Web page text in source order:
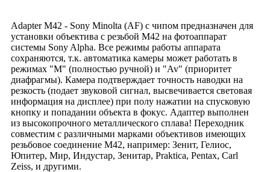
Adapter M42 - Sony Minolta (AF) с чипом предназначен для
установки объектива с резьбой М42 на фотоаппарат
системы Sony Alpha. Все режимы работы аппарата
сохраняются, т.к. автоматика камеры может работать в
режимах "М" (полностью ручной) и "Av" (приоритет
диафрагмы). Камера подтверждает точность наводки на
резкость (подает звуковой сигнал, высвечивается световая
информация на дисплее) при полу нажатии на спусковую
кнопку и попадании объекта в фокус. Адаптер выполнен
из высокопрочного металлического сплава! Переходник
совместим с различными марками объективов имеющих
резьбовое соединение M42, например: Зенит, Гелиос,
Юпитер, Мир, Индустар, Зенитар, Praktica, Pentax, Carl
Zeiss, и другими.